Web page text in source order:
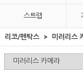
스트랩
리코/펜탁스 미러리스